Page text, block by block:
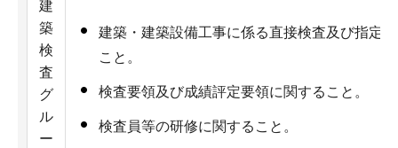
建
築
検
査
グ
ル
ー
建築・建築設備工事に係る直接検査及び指定
こと。
検査要領及び成績評定要領に関すること。
検査員等の研修に関すること。